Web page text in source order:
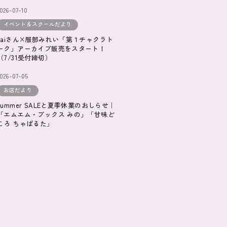
07-10
イベント＆スクールだより
さん×服部みれい「第１チャクラト
ク」アーカイブ販売をスタート！
7/31受付締切）
07-05
お店だより
SALEと夏季休業のおしらせ｜
エムエム・ブックス みの」「甘味ど
ろ ちゃぱるた」